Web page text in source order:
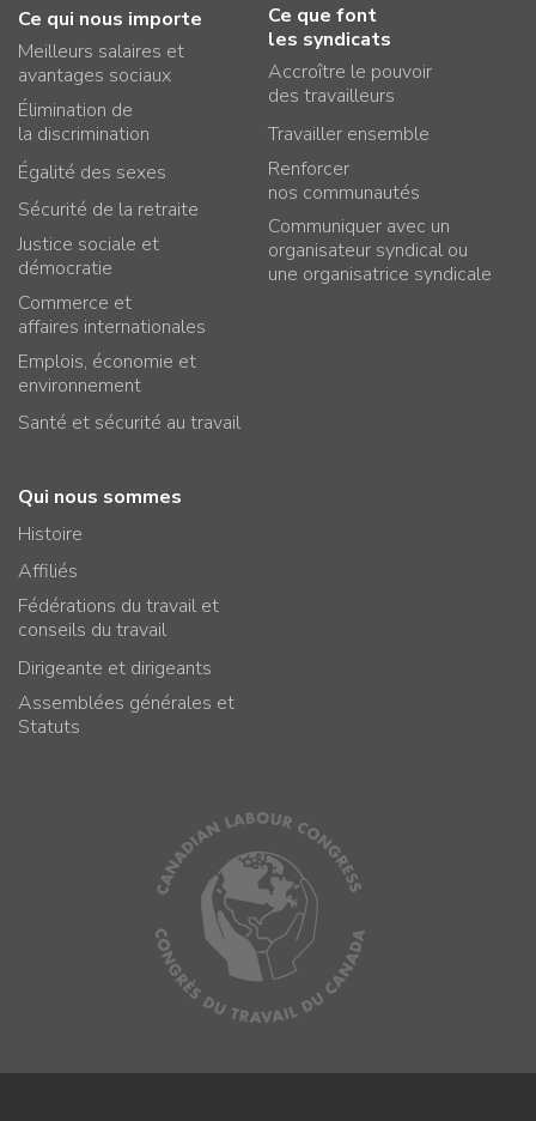
Ce qui nous importe
Meilleurs salaires et
avantages sociaux
Élimination de
la discrimination
Égalité des sexes
Sécurité de la retraite
Justice sociale et
démocratie
Commerce et
affaires internationales
Emplois, économie et
environnement
Santé et sécurité au travail
Ce que font
les syndicats
Accroître le pouvoir
des travailleurs
Travailler ensemble
Renforcer
nos communautés
Communiquer avec un
organisateur syndical ou
une organisatrice syndicale
Qui nous sommes
Histoire
Affiliés
Fédérations du travail et
conseils du travail
Dirigeante et dirigeants
Assemblées générales et
Statuts